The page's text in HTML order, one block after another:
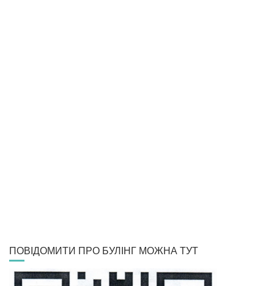
ПОВІДОМИТИ ПРО БУЛІНГ МОЖНА ТУТ